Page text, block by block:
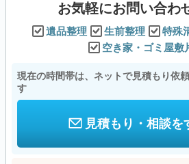
お気軽にお問い合わ
遺品整理 生前整理 特殊
空き家・ゴミ屋敷
現在の時間帯は、ネットで見積もり依
す
見積もり・相談を